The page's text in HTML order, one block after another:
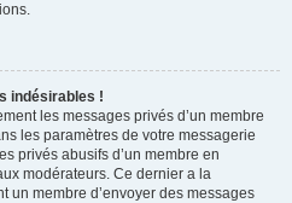
indésirables !
les messages privés d’un membre
les paramètres de votre messagerie
privés abusifs d’un membre en
modérateurs. Ce dernier a la
un membre d’envoyer des messages